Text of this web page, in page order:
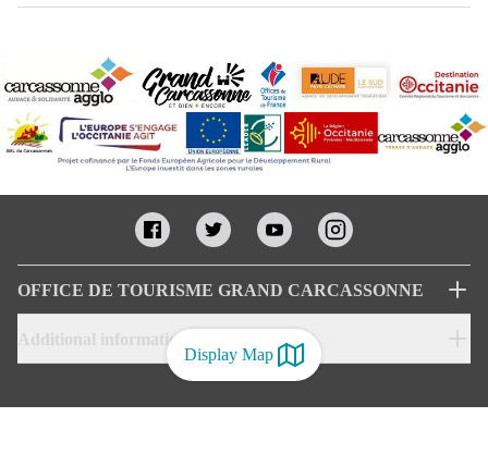
Display Map
OFFICE DE TOURISME GRAND CARCASSONNE
Additional informations